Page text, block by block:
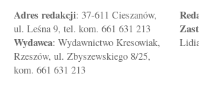
Adres redakcji: 37-611 Cieszanów,
ul. Leśna 9, tel. kom. 661 631 213
Wydawca: Wydawnictwo Kresowiak,
Rzeszów, ul. Zbyszewskiego 8/25,
kom. 661 631 213